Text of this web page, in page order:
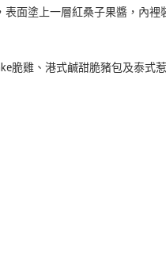
面塗上一層紅桑子果醬，內裡
脆雞、港式鹹甜脆豬包及泰式